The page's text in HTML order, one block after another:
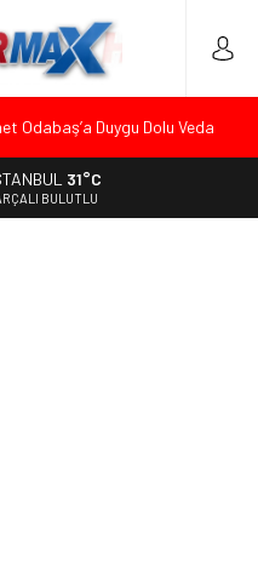
Odabaş’a Duygu Dolu Veda
Sunulan Yasa Teklifine
Anlayışının Gerisine
31°C
BULUTLU